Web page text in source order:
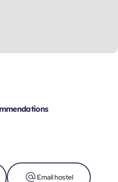
Email hostel